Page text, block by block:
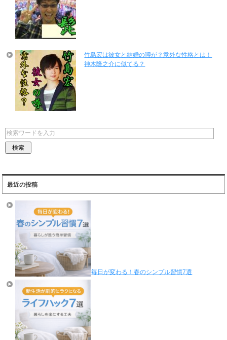
竹島宏は彼女と結婚の噂が？意外な性格とは！
神木隆之介に似てる？
最近の投稿
毎日が変わる！春のシンプル習慣7選